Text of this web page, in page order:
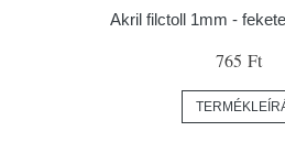
Akril filctoll 1mm -
765 Ft